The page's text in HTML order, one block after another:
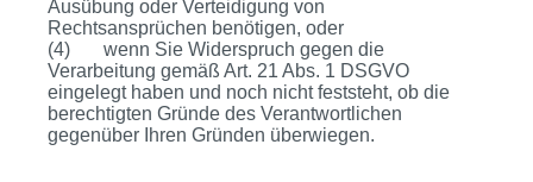
Ausübung oder Verteidigung von
Rechtsansprüchen benötigen, oder
(4) wenn Sie Widerspruch gegen die
Verarbeitung gemäß Art. 21 Abs. 1 DSGVO
eingelegt haben und noch nicht feststeht, ob die
berechtigten Gründe des Verantwortlichen
gegenüber Ihren Gründen überwiegen.